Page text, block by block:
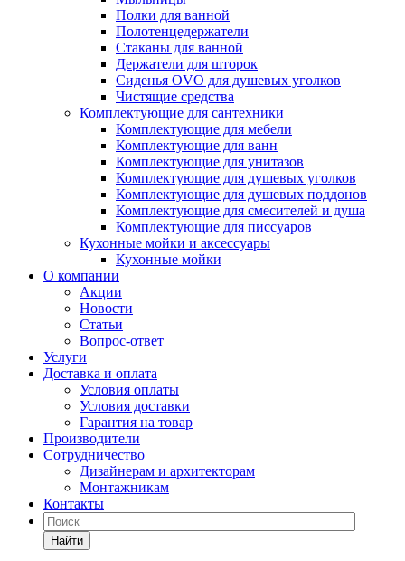
Полки для ванной
Полотенцедержатели
Стаканы для ванной
Держатели для шторок
Сиденья OVO для душевых уголков
Чистящие средства
Комплектующие для сантехники
Комплектующие для мебели
Комплектующие для ванн
Комплектующие для унитазов
Комплектующие для душевых уголков
Комплектующие для душевых поддонов
Комплектующие для смесителей и душа
Комплектующие для писсуаров
Кухонные мойки и аксессуары
Кухонные мойки
О компании
Акции
Новости
Статьи
Вопрос-ответ
Услуги
Доставка и оплата
Условия оплаты
Условия доставки
Гарантия на товар
Производители
Сотрудничество
Дизайнерам и архитекторам
Монтажникам
Контакты
Найти